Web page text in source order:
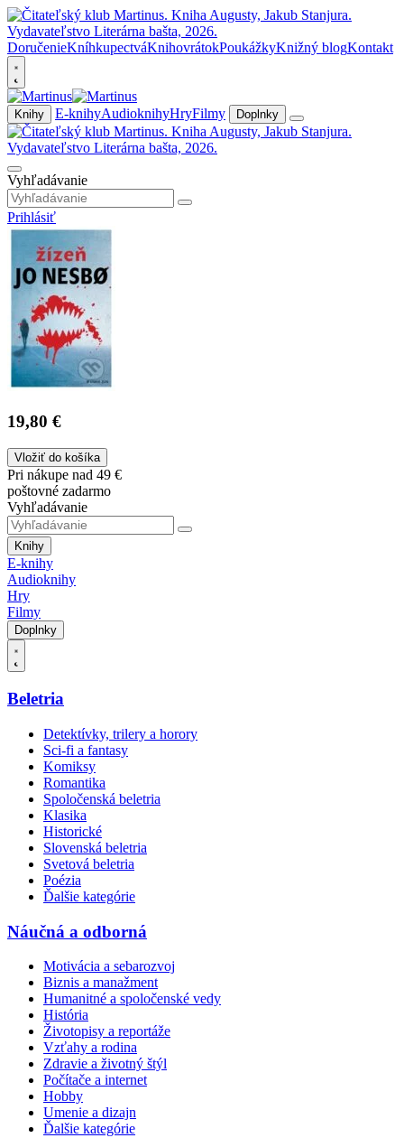
DoručenieKníhkupectváKnihovrátokPoukážkyKnižný blogKontakt
Knihy E-knihyAudioknihyHryFilmy Doplnky
Vyhľadávanie
Prihlásiť
19,80 €
Vložiť do košíka
Pri nákupe nad 49 €
poštovné zadarmo
Vyhľadávanie
Knihy
E-knihy
Audioknihy
Hry
Filmy
Doplnky
Beletria
Detektívky, trilery a horory
Sci-fi a fantasy
Komiksy
Romantika
Spoločenská beletria
Klasika
Historické
Slovenská beletria
Svetová beletria
Poézia
Ďalšie kategórie
Náučná a odborná
Motivácia a sebarozvoj
Biznis a manažment
Humanitné a spoločenské vedy
História
Životopisy a reportáže
Vzťahy a rodina
Zdravie a životný štýl
Počítače a internet
Hobby
Umenie a dizajn
Ďalšie kategórie